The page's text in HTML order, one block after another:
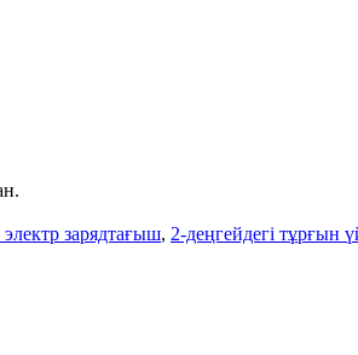
зарядтағыш, 2-деңгейдегі тұрғын